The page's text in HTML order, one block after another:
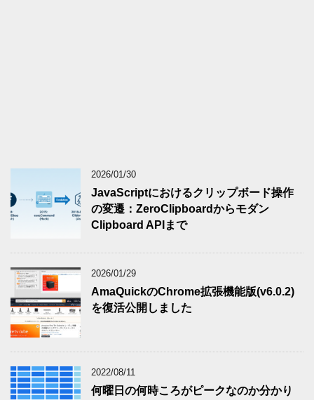
2026/01/30
JavaScriptにおけるクリップボード操作
の変遷：ZeroClipboardからモダン
Clipboard APIまで
2026/01/29
AmaQuickのChrome拡張機能版(v6.0.2)
を復活公開しました
2022/08/11
何曜日の何時ころがピークなのか分かり